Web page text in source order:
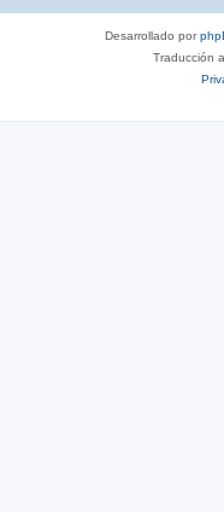
Desarrollado por
Traducción